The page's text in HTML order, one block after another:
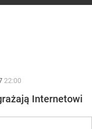
22:00
Internetowi